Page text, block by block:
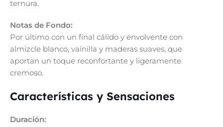
ternura.
Notas de Fondo:
Por último con un final cálido y envolvente con
almizcle blanco, vainilla y maderas suaves, que
aportan un toque reconfortante y ligeramente
cremoso.
Características y Sensaciones
Duración: